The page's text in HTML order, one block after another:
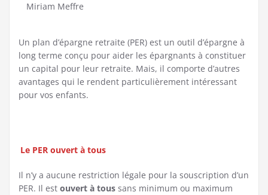
Miriam Meffre
Un plan d’épargne retraite (PER) est un outil d’épargne à
long terme conçu pour aider les épargnants à constituer
un capital pour leur retraite. Mais, il comporte d’autres
avantages qui le rendent particulièrement intéressant
pour vos enfants.
Le PER ouvert à tous
Il n’y a aucune restriction légale pour la souscription d’un
PER. Il est ouvert à tous sans minimum ou maximum